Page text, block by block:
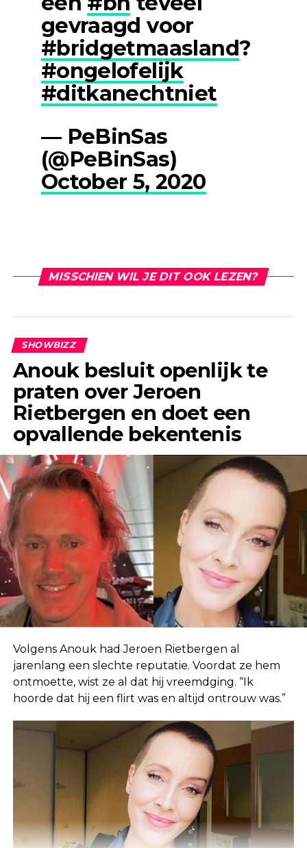
gevraagd voor
#bridgetmaasland?
#ongelofelijk
#ditkanechtniet
— PeBinSas
(@PeBinSas)
October 5, 2020
MISSCHIEN WIL JE DIT OOK LEZEN?
SHOWBIZZ
Anouk besluit openlijk te
praten over Jeroen
Rietbergen en doet een
opvallende bekentenis
Volgens Anouk had Jeroen Rietbergen al
jarenlang een slechte reputatie. Voordat ze hem
ontmoette, wist ze al dat hij vreemdging. “Ik
hoorde dat hij een flirt was en altijd ontrouw was.”